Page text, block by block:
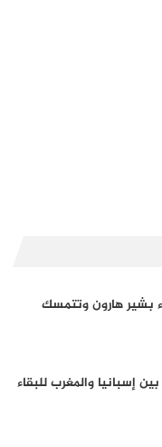
بشير هارون وتتمسك
إسبانيا والمغرب للبقاء